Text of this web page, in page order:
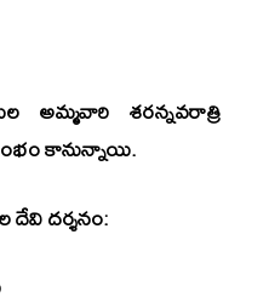
అమ్మవారి శరన్నవరాత్రి
కానున్నాయి.
దర్శనం: